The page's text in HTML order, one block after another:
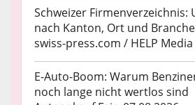
Schweizer Firmenverzeichnis:
nach Kanton, Ort und
swiss-press.com / HELP Media
E-Auto-Boom: Warum
noch lange nicht wertlos sind